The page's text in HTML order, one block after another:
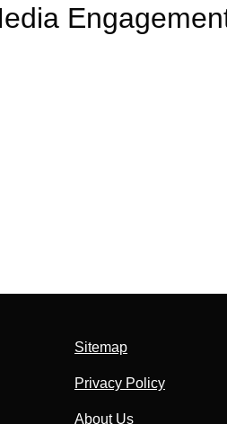
Sitemap
Privacy Policy
About Us